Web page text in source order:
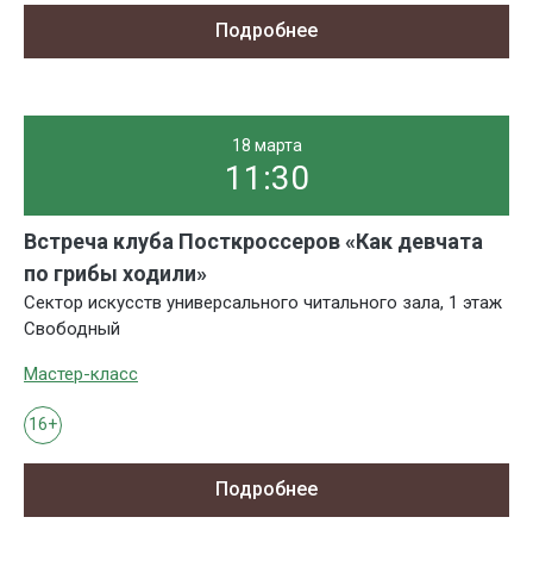
Подробнее
18 марта
11:30
Встреча клуба Посткроссеров «Как девчата
по грибы ходили»
Сектор искусств универсального читального зала, 1 этаж
Свободный
Мастер-класс
16+
Подробнее